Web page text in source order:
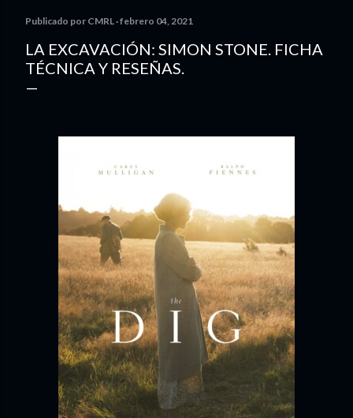
Publicado por CMRL febrero 04, 2021
LA EXCAVACIÓN: SIMON STONE. FICHA
TÉCNICA Y RESEÑAS.